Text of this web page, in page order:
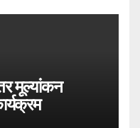
मूल्यांकन